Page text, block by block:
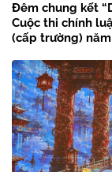
Đêm chung kết
Cuộc thi chính
(cấp trường)